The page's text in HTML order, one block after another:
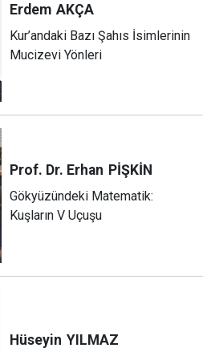
Erdem AKÇA
Kur’andaki Bazı Şahıs İsimlerinin
Mucizevi Yönleri
Prof. Dr. Erhan PİŞKİN
Gökyüzündeki Matematik:
Kuşların V Uçuşu
Hüseyin YILMAZ